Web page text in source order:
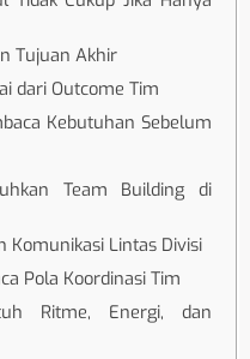
Tujuan Akhir
dari Outcome Tim
Kebutuhan Sebelum
Team Building di
Komunikasi Lintas Divisi
Pola Koordinasi Tim
Ritme, Energi, dan